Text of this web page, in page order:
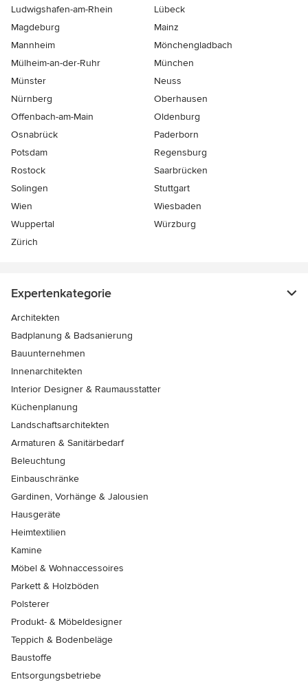
Ludwigshafen-am-Rhein
Lübeck
Magdeburg
Mainz
Mannheim
Mönchen­gladbach
Mülheim-an-der-Ruhr
München
Münster
Neuss
Nürnberg
Oberhausen
Offenbach-am-Main
Oldenburg
Osnabrück
Paderborn
Potsdam
Regensburg
Rostock
Saarbrücken
Solingen
Stuttgart
Wien
Wiesbaden
Wuppertal
Würzburg
Zürich
Expertenkategorie
Architekten
Badplanung & Badsanierung
Bauunternehmen
Innenarchitekten
Interior Designer & Raumausstatter
Küchenplanung
Landschaftsarchitekten
Armaturen & Sanitärbedarf
Beleuchtung
Einbauschränke
Gardinen, Vorhänge & Jalousien
Hausgeräte
Heimtextilien
Kamine
Möbel & Wohnaccessoires
Parkett & Holzböden
Polsterer
Produkt- & Möbeldesigner
Teppich & Bodenbeläge
Baustoffe
Entsorgungsbetriebe